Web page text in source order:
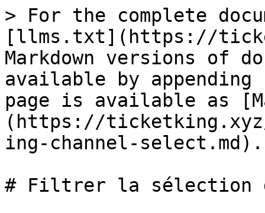
> For the complete
[llms.txt](https://
Markdown versions of
available by
page is available as
(https://
ing-channel-select.md).
# Filtrer la sélection